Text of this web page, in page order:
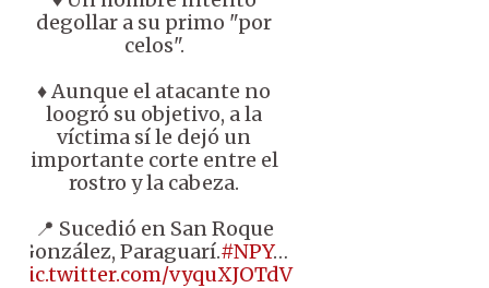
degollar a su primo "por
celos".
♦️ Aunque el atacante no
loogró su objetivo, a la
víctima sí le dejó un
importante corte entre el
rostro y la cabeza.
📍 Sucedió en San Roque
González, Paraguarí.#NPY…
pic.twitter.com/vyquXJOTdV